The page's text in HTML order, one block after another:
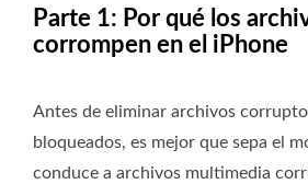
Parte 1: Por qué los
corrompen en el iPhone
Antes de eliminar archivos
bloqueados, es mejor que sepa el
conduce a archivos multimedia